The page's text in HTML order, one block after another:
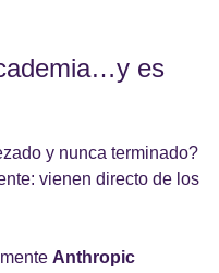
es
y nunca terminado?
vienen directo de los
Anthropic